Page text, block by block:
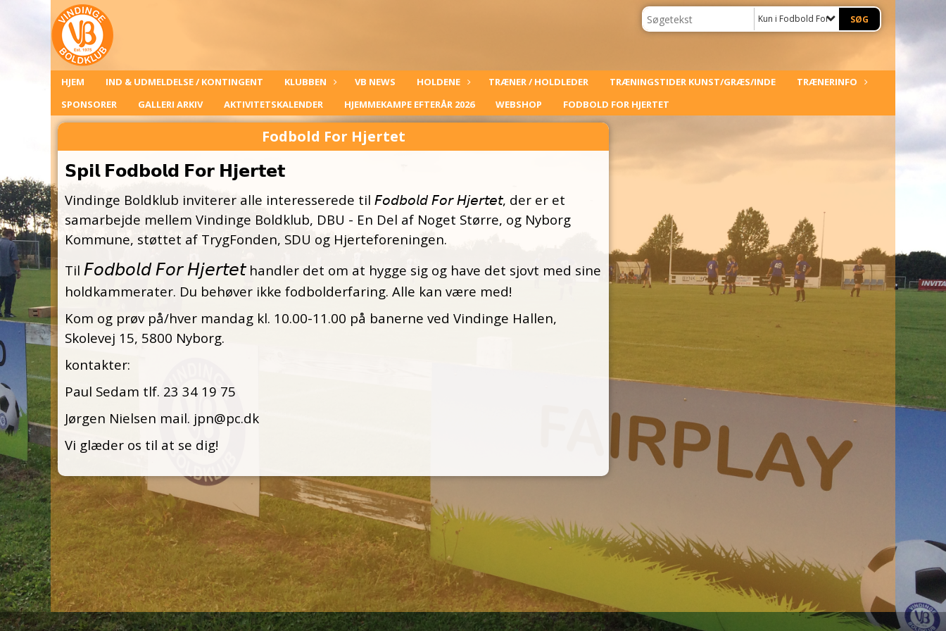
Kun i Fodbold For Hjertet
HJEM IND & UDMELDELSE / KONTINGENT KLUBBEN VB NEWS HOLDENE TRÆNER / HOLDLEDER TRÆNINGSTIDER KUNST/GRÆS/INDE
TRÆNERINFO
SPONSORER
GALLERI ARKIV AKTIVITETSKALENDER HJEMMEKAMPE EFTERÅR 2026 WEBSHOP FODBOLD FOR HJERTET
Fodbold For Hjertet
𝗦𝗽𝗶𝗹 𝗙𝗼𝗱𝗯𝗼𝗹𝗱 𝗙𝗼𝗿 𝗛𝗷𝗲𝗿𝘁𝗲𝘁
Vindinge Boldklub inviterer alle interesserede til 𝘍𝘰𝘥𝘣𝘰𝘭𝘥 𝘍𝘰𝘳 𝘏𝘫𝘦𝘳𝘵𝘦𝘵, der er et
samarbejde mellem Vindinge Boldklub, DBU - En Del af Noget Større, og Nyborg
Kommune, støttet af TrygFonden, SDU og Hjerteforeningen.
Til 𝘍𝘰𝘥𝘣𝘰𝘭𝘥 𝘍𝘰𝘳 𝘏𝘫𝘦𝘳𝘵𝘦𝘵handler det om at hygge sig og have det sjovt med sine
holdkammerater. Du behøver ikke fodbolderfaring. Alle kan være med!
Kom og prøv på/hver mandag kl. 10.00-11.00 på banerne ved Vindinge Hallen,
Skolevej 15, 5800 Nyborg.
kontakter:
Paul Sedam tlf. 23 34 19 75
Jørgen Nielsen mail. jpn@pc.dk
Vi glæder os til at se dig!